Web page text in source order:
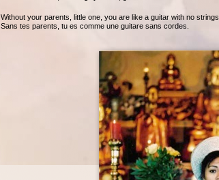
Without your parents, little one, you are like a guitar with no strings.
Sans tes parents, tu es comme une guitare sans cordes.